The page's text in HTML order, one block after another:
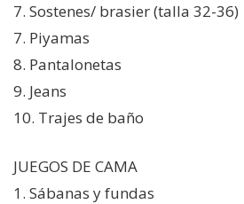
7. Sostenes/ brasier (talla 32-36)
7. Piyamas
8. Pantalonetas
9. Jeans
10. Trajes de baño
JUEGOS DE CAMA
1. Sábanas y fundas